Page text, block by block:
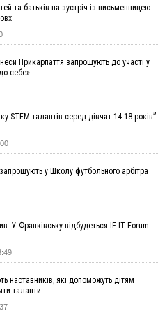
заяв до університетів.
місяць зросли на 10%, але до
АЗС, вийшов під заставу та
та заявив поліції про
пенсію
який виготовляв
синдикату
підозру. Їй обирають
сильна спека до 39°
який зливав з цистерни
та оновили правила
та батьків на зустріч із письменницею
Прикарпаття запрошують до участі у
себе»
STEM-талантів серед дівчат 14-18 років”
у Школу футбольного арбітра
У Франківську відбудеться IF IT Forum
наставників, які допоможуть дітям
таланти